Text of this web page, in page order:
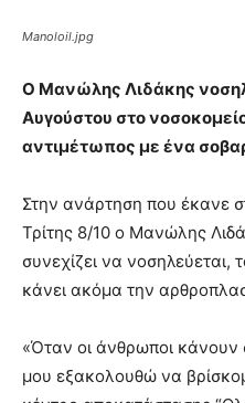
Manoloil.jpg
Ο Μανώλης Λιδάκης
Αυγούστου στο
αντιμέτωπος με ένα
Στην ανάρτηση που έκανε
Τρίτης 8/10 ο Μανώλης
συνεχίζει να νοσηλεύεται,
κάνει ακόμα την
«Όταν οι άνθρωποι κάνουν
μου εξακολουθώ να